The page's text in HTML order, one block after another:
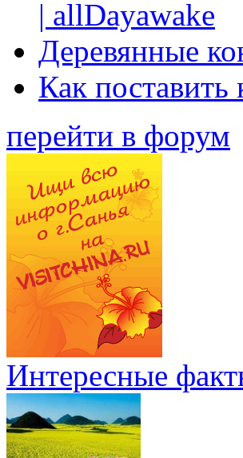
| allDayawake
Деревянные
Как поставить
перейти в форум
Интересные